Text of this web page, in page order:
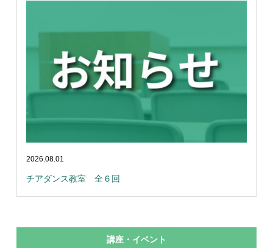
2026.08.01
チアダンス教室 全６回
講座・イベント